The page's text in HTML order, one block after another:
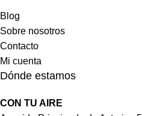
Blog
Sobre nosotros
Contacto
Mi cuenta
Dónde estamos
CON TU AIRE